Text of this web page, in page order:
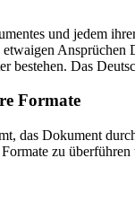
und jedem
Das
Formate
das Dokument
zu